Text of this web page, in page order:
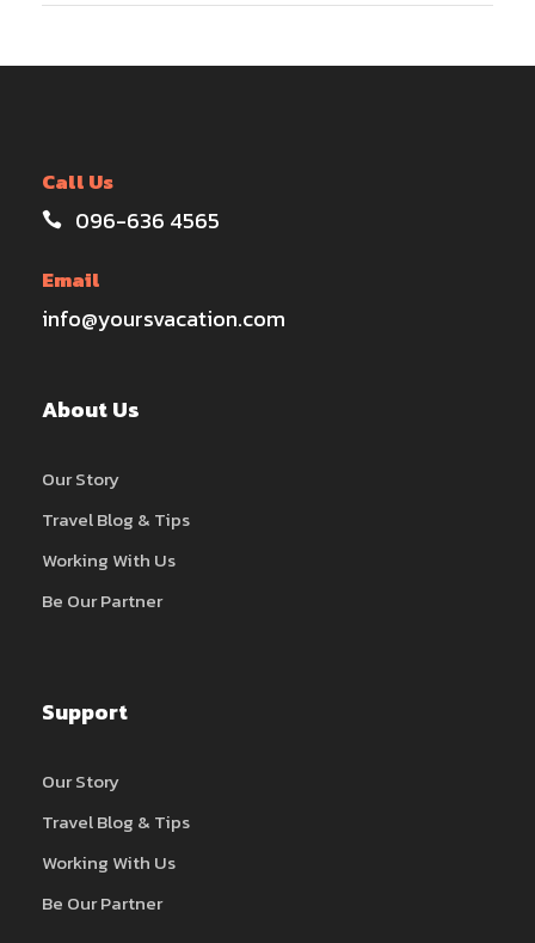
Call Us
096-636 4565
Email
info@yoursvacation.com
About Us
Our Story
Travel Blog & Tips
Working With Us
Be Our Partner
Support
Our Story
Travel Blog & Tips
Working With Us
Be Our Partner